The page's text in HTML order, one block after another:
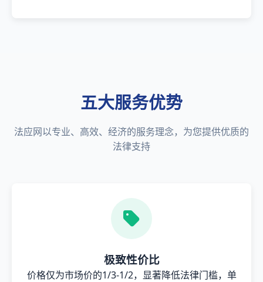
五大服务优势
法应网以专业、高效、经济的服务理念，为您提供优质的
法律支持
极致性价比
价格仅为市场价的1/3-1/2，显著降低法律门槛，单